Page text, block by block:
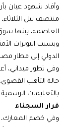
وأفاد شهود عيان
منتصف ليل
العاصمة، بينها
وبسبب التوترات
الدولي إلى مطار
وفي تطور ميداني،
حالة التأهب
بالتعليمات
فرار السجناء
وفي خضم المعارك،